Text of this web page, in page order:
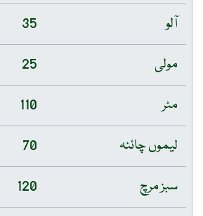
آلو
35
مولی
25
مٹر
110
لیموں چائنہ
70
سبز مرچ
120